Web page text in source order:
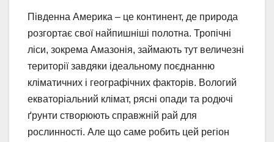
Південна Америка – це континент, де природа
розгортає свої найпишніші полотна. Тропічні
ліси, зокрема Амазонія, займають тут величезні
території завдяки ідеальному поєднанню
кліматичних і географічних факторів. Вологий
екваторіальний клімат, рясні опади та родючі
ґрунти створюють справжній рай для
рослинності. Але що саме робить цей регіон